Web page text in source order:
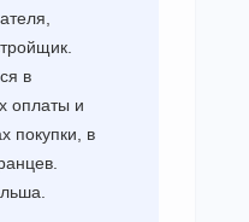
в
оплаты и
покупки, в